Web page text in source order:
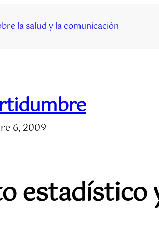
la salud y la comunicación
6, 2009